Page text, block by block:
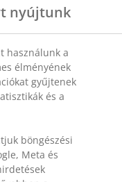
üléssel és
természetes fonott
és
a
nyújtunk
használunk a
élményének
gyűjtenek
és a